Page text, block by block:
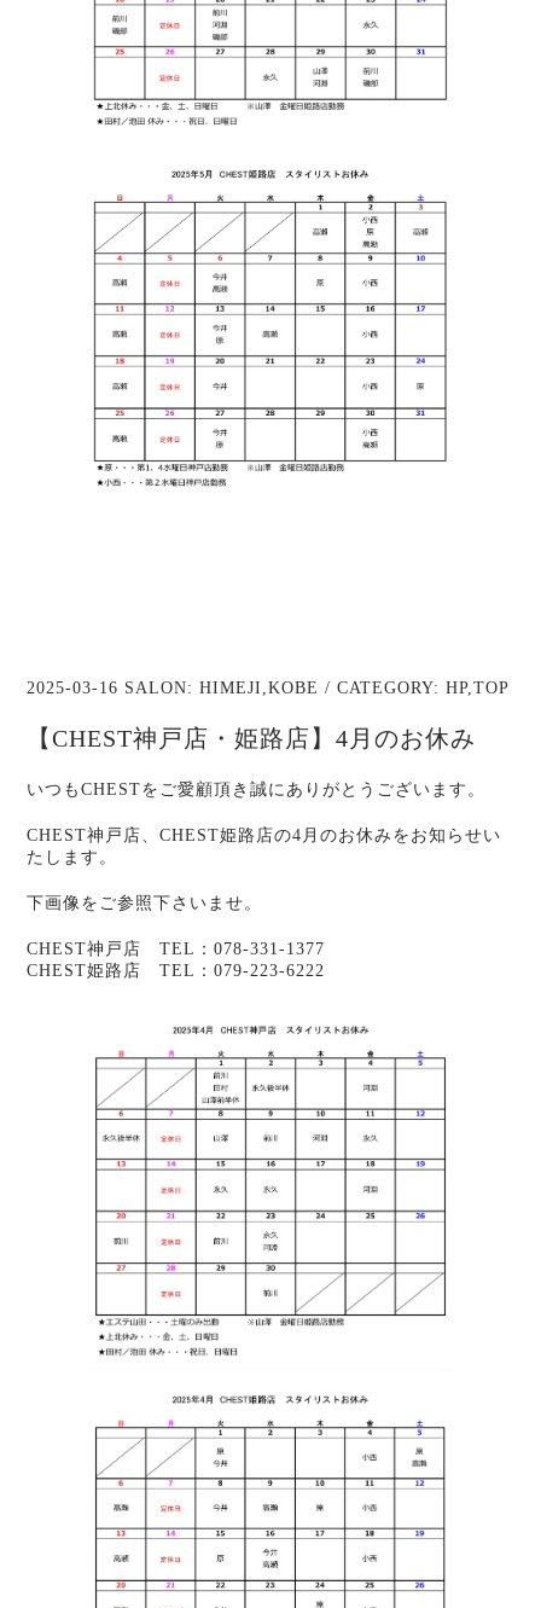
2025-03-16 SALON:HIMEJI ,KOBE / CATEGORY:HP,TOP
【CHEST神戸店・姫路店】4月のお休み
いつもCHESTをご愛顧頂き誠にありがとうございます。
CHEST神戸店、CHEST姫路店の4月のお休みをお知らせい
たします。
下画像をご参照下さいませ。
CHEST神戸店 TEL：078-331-1377
CHEST姫路店 TEL：079-223-6222